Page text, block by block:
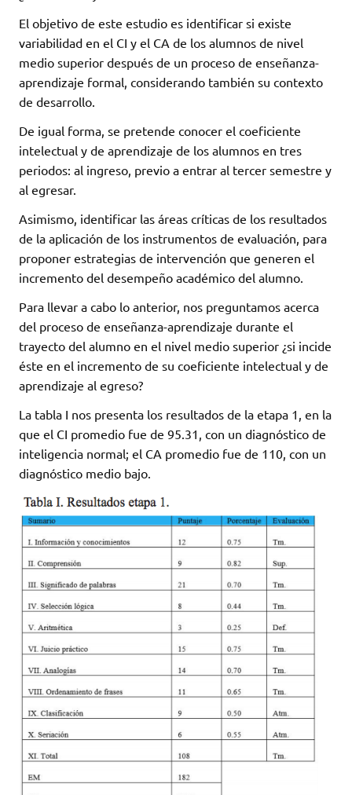
El objetivo de este estudio es identificar si existe
variabilidad en el CI y el CA de los alumnos de nivel
medio superior después de un proceso de enseñanza-
aprendizaje formal, considerando también su contexto
de desarrollo.
De igual forma, se pretende conocer el coeficiente
intelectual y de aprendizaje de los alumnos en tres
periodos: al ingreso, previo a entrar al tercer semestre y
al egresar.
Asimismo, identificar las áreas críticas de los resultados
de la aplicación de los instrumentos de evaluación, para
proponer estrategias de intervención que generen el
incremento del desempeño académico del alumno.
Para llevar a cabo lo anterior, nos preguntamos acerca
del proceso de enseñanza-aprendizaje durante el
trayecto del alumno en el nivel medio superior ¿si incide
éste en el incremento de su coeficiente intelectual y de
aprendizaje al egreso?
La tabla I nos presenta los resultados de la etapa 1, en la
que el CI promedio fue de 95.31, con un diagnóstico de
inteligencia normal; el CA promedio fue de 110, con un
diagnóstico medio bajo.